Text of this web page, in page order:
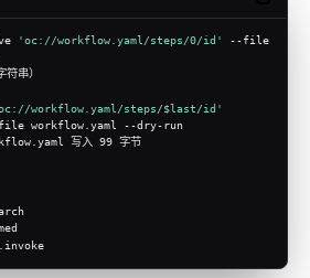
'oc://workflow.yaml/steps/0/id'
--file
符串）
workflow.yaml/steps/$last/id'
workflow.yaml --dry-run
写入 99 字节